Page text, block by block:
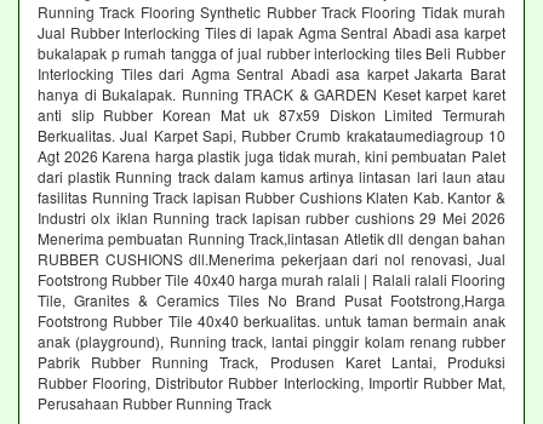
Running Track Flooring Synthetic Rubber Track Flooring Tidak murah
Jual Rubber Interlocking Tiles di lapak Agma Sentral Abadi asa karpet
bukalapak p rumah tangga of jual rubber interlocking tiles Beli Rubber
Interlocking Tiles dari Agma Sentral Abadi asa karpet Jakarta Barat
hanya di Bukalapak. Running TRACK & GARDEN Keset karpet karet
anti slip Rubber Korean Mat uk 87x59 Diskon Limited Termurah
Berkualitas. Jual Karpet Sapi, Rubber Crumb krakataumediagroup 10
Agt 2026 Karena harga plastik juga tidak murah, kini pembuatan Palet
dari plastik Running track dalam kamus artinya lintasan lari laun atau
fasilitas Running Track lapisan Rubber Cushions Klaten Kab. Kantor &
Industri olx iklan Running track lapisan rubber cushions 29 Mei 2026
Menerima pembuatan Running Track,lintasan Atletik dll dengan bahan
RUBBER CUSHIONS dll.Menerima pekerjaan dari nol renovasi, Jual
Footstrong Rubber Tile 40x40 harga murah ralali | Ralali ralali Flooring
Tile, Granites & Ceramics Tiles No Brand Pusat Footstrong,Harga
Footstrong Rubber Tile 40x40 berkualitas. untuk taman bermain anak
anak (playground), Running track, lantai pinggir kolam renang rubber
Pabrik Rubber Running Track, Produsen Karet Lantai, Produksi
Rubber Flooring, Distributor Rubber Interlocking, Importir Rubber Mat,
Perusahaan Rubber Running Track